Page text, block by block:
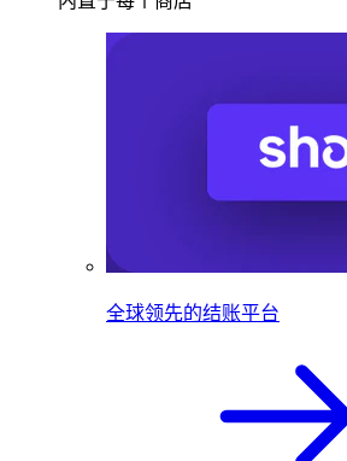
全球领先的结账平台